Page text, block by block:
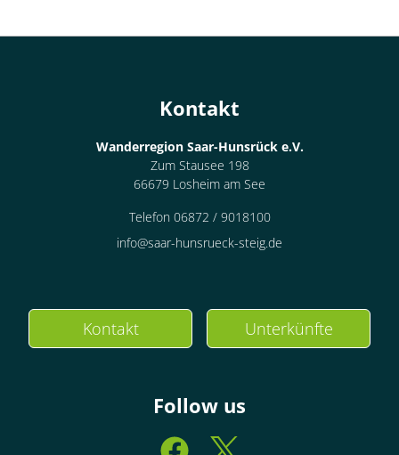
Kontakt
Wanderregion Saar-Hunsrück e.V.
Zum Stausee 198
66679 Losheim am See
Telefon 06872 / 9018100
info@saar-hunsrueck-steig.de
Kontakt Unterkünfte
Follow us